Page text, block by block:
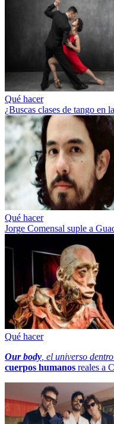
Qué hacer
¿Buscas clases de tango en
Qué hacer
Jorge Comensal suple a
Qué hacer
Our body , el universo dentro
cuerpos humanos reales a